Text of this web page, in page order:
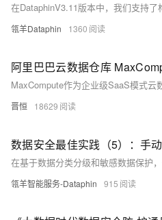
瓴羊Dataphin 1360
晋恒 18629
瓴羊智能服务-Dataphin 915